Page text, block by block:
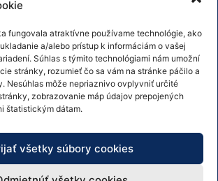
fungovala atraktívne používame technológie, ako
a/alebo prístup k informáciám o vašej
Súhlas s týmito technológiami nám umožní
stránky, rozumieť čo sa vám na stránke páčilo a
Nesúhlas môže nepriaznivo ovplyvniť určité
zobrazovanie máp údajov prepojených
štatistickým dátam.
všetky súbory cookies
údaje:
– AMG STUDIO
9, 900 28, Ivanka pri Dunaji